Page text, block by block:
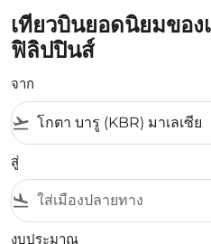
เที่ยวบินยอดนิยมของ
ฟิลิปปินส์
จาก
flight_takeoff
สู่
flight_land
งบประมาณ